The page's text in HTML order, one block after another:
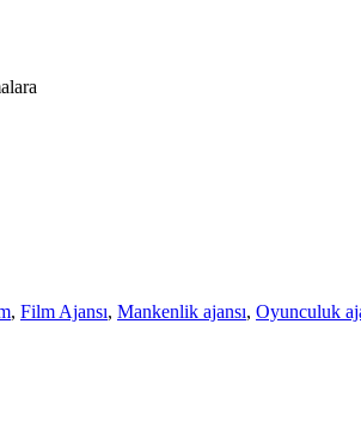
, Film Ajansı, Mankenlik ajansı, Oyunculuk